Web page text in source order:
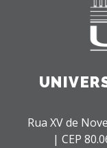
Rua XV de
| CEP